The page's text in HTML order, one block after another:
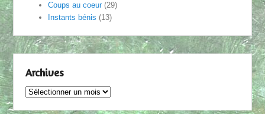
Coups au coeur(29)
Instants bénis (13)
Archives
Archives